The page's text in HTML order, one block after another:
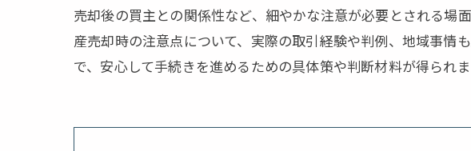
売却後の買主との関係性など、細やかな注意が必要とされる場
産売却時の注意点について、実際の取引経験や判例、地域事情
で、安心して手続きを進めるための具体策や判断材料が得られま